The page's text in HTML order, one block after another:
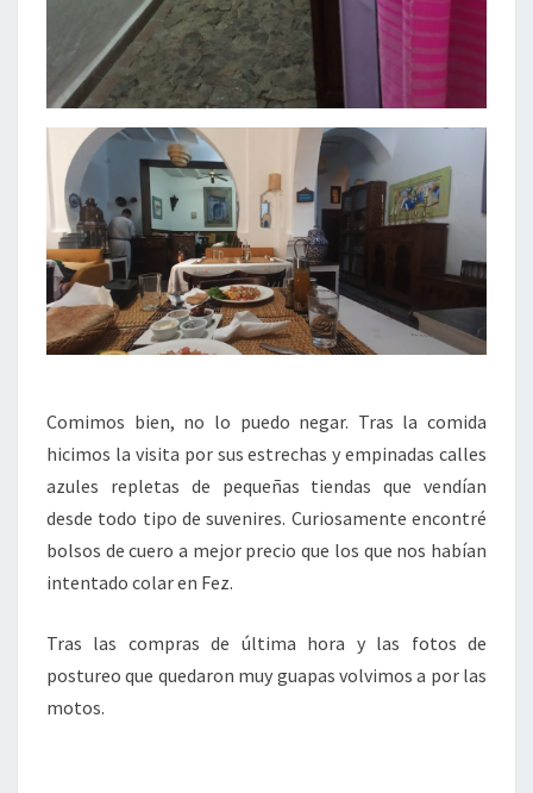
Comimos bien, no lo puedo negar. Tras la comida
hicimos la visita por sus estrechas y empinadas calles
azules repletas de pequeñas tiendas que vendían
desde todo tipo de suvenires. Curiosamente encontré
bolsos de cuero a mejor precio que los que nos habían
intentado colar en Fez.
Tras las compras de última hora y las fotos de
postureo que quedaron muy guapas volvimos a por las
motos.